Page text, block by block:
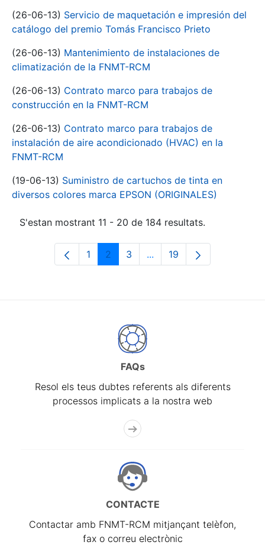
(26-06-13) Servicio de maquetación e impresión del
catálogo del premio Tomás Francisco Prieto
(26-06-13) Mantenimiento de instalaciones de
climatización de la FNMT-RCM
(26-06-13) Contrato marco para trabajos de
construcción en la FNMT-RCM
(26-06-13) Contrato marco para trabajos de
instalación de aire acondicionado (HVAC) en la
FNMT-RCM
(19-06-13) Suministro de cartuchos de tinta en
diversos colores marca EPSON (ORIGINALES)
S'estan mostrant 11 - 20 de 184 resultats.
Pàgina
1 Pàgina
2 Pàgina
3 ...Pàgines intermèdies
Pàgina
19
FAQs
Resol els teus dubtes referents als diferents
processos implicats a la nostra web
CONTACTE
Contactar amb FNMT-RCM mitjançant telèfon,
fax o correu electrònic